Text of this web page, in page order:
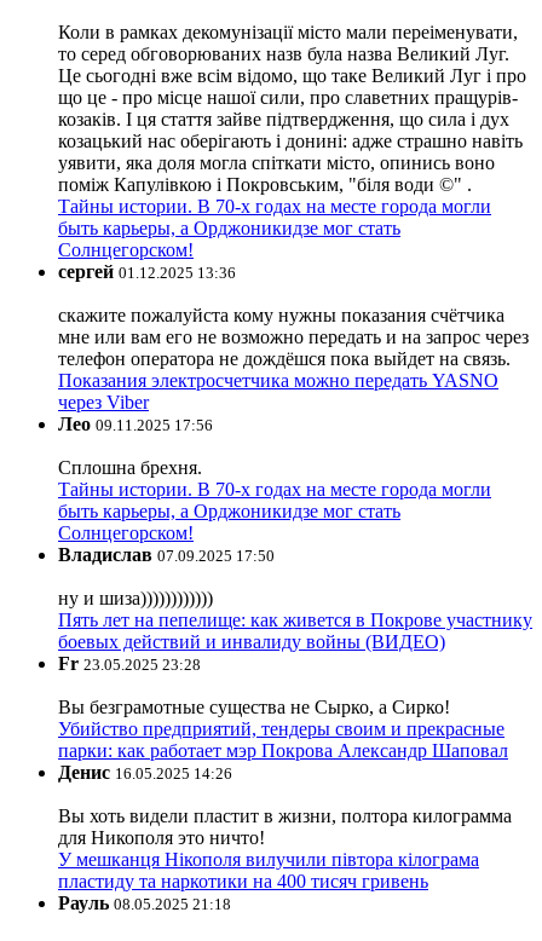
Коли в рамках декомунізації місто мали переіменувати,
то серед обговорюваних назв була назва Великий Луг.
Це сьогодні вже всім відомо, що таке Великий Луг і про
що це - про місце нашої сили, про славетних пращурів-
козаків. І ця стаття зайве підтвердження, що сила і дух
козацький нас оберігають і донині: адже страшно навіть
уявити, яка доля могла спіткати місто, опинись воно
поміж Капулівкою і Покровським, "біля води ©" .
Тайны истории. В 70-х годах на месте города могли
быть карьеры, а Орджоникидзе мог стать
Солнцегорском!
сергей 01.12.2025 13:36
скажите пожалуйста кому нужны показания счётчика
мне или вам его не возможно передать и на запрос через
телефон оператора не дождёшся пока выйдет на связь.
Показания электросчетчика можно передать YASNO
через Viber
Лео 09.11.2025 17:56
Сплошна брехня.
Тайны истории. В 70-х годах на месте города могли
быть карьеры, а Орджоникидзе мог стать
Солнцегорском!
Владислав 07.09.2025 17:50
ну и шиза))))))))))))
Пять лет на пепелище: как живется в Покрове участнику
боевых действий и инвалиду войны (ВИДЕО)
Fr 23.05.2025 23:28
Вы безграмотные существа не Сырко, а Сирко!
Убийство предприятий, тендеры своим и прекрасные
парки: как работает мэр Покрова Александр Шаповал
Денис 16.05.2025 14:26
Вы хоть видели пластит в жизни, полтора килограмма
для Никополя это ничто!
У мешканця Нікополя вилучили півтора кілограма
пластиду та наркотики на 400 тисяч гривень
Рауль 08.05.2025 21:18